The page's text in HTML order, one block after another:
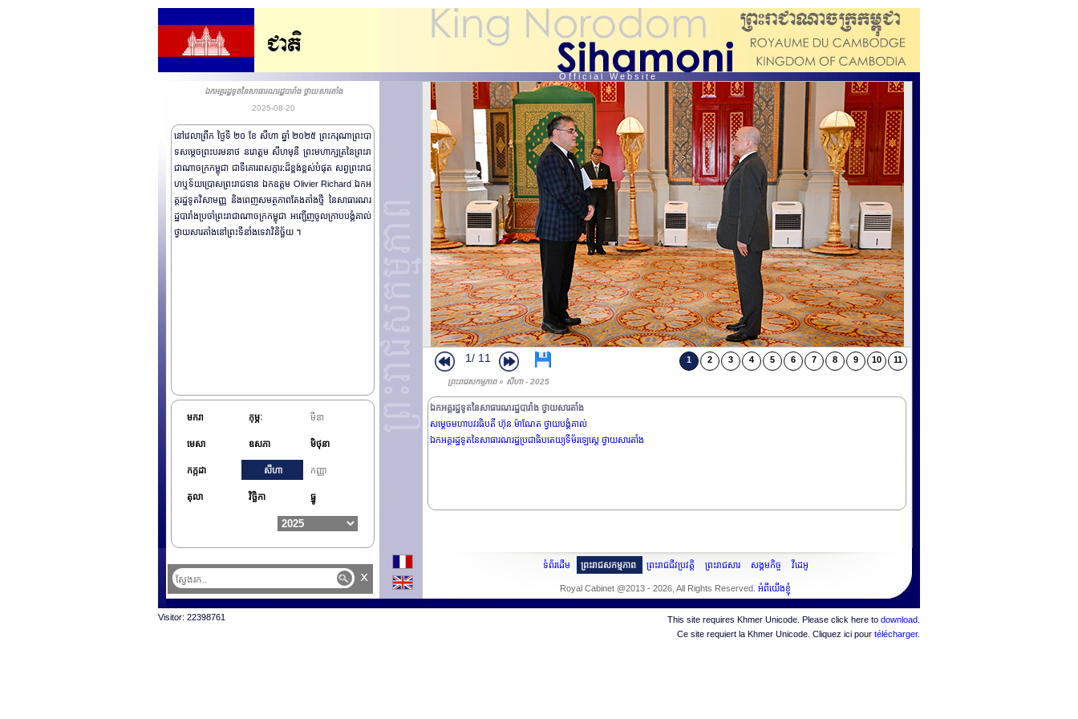
O f f i c i a l W e b s i t e
ឯកអគ្គរដ្ឋទូតនៃសាធារណរដ្ឋបារាំង ថ្វាយសារតាំង
2025-08-20
នៅវេលាព្រឹក ថ្ងៃទី ២០ ខែ សីហា ឆ្នាំ ២០២៥ ព្រះករុណាព្រះបា
ទសម្តេចព្រះបរមនាថ នរោត្តម សីហមុនី ព្រះមហាក្សត្រនៃព្រះរា
ជាណាចក្រកម្ពុជា ជាទីគោរពសក្ការ:ដ៏ខ្ពង់ខ្ពស់បំផុត សព្វព្រះរាជ
ហឬទ័យប្រោសព្រះរាជទាន ឯកឧត្តម Olivier Richard ឯកអ
គ្គរដ្ឋទូតវិសាមញ្ញ និងពេញសមត្ថភាពតែងតាំងថ្មី នៃសាធារណរ
ដ្ឋបារាំងប្រចាំព្រះរាជាណាចក្រកម្ពុជា អញ្ជើញចូលក្រាបបង្គំគាល់
ថ្វាយសារតាំងនៅព្រះទីនាំងទេវាវិនិច្ឆ័យ ។
មករា កុម្ភៈ មីនា
មេសា ឧសភា មិថុនា
កក្កដា សីហា កញ្ញា
តុលា វិច្ឆិកា ធ្នូ
1/ 11 1 2 3 4 5 6 7 8 9 10 11
ព្រះរាជសកម្មភាព » សីហា - 2025
ឯកអគ្គរដ្ឋទូតនៃសាធារណរដ្ឋបារាំង ថ្វាយសារតាំង
សម្តេចមហាបវរធិបតី ហ៊ុន ម៉ាណែត ថ្វាយបង្គំគាល់
ឯកអគ្គរដ្ឋទូតនៃសាធារណរដ្ឋប្រជាធិបតេយ្យទីម័រឡេស្តេ ថ្វាយសារតាំង
x
ទំព័រដើម ព្រះរាជសកម្មភាព ព្រះរាជជីវប្រវត្តិ ព្រះរាជសារ សង្គមកិច្ច វីដេអូ
Royal Cabinet @2013 - 2026, All Rights Reserved. អំពីយើងខ្ញុំ
Visitor: 22398761 This site requires Khmer Unicode. Please click here to download
Ce site requiert la Khmer Unicode. Cliquez ici pour télécharger.